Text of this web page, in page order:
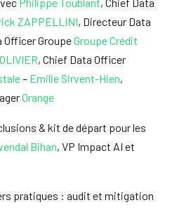
ZAPPELLINI, Directeur Data
Officer GroupeGroupe Crédit
, Chief Data Officer
– Emilie Sirvent-Hien,
Orange
& kit de départ pour les
Bihan, VP Impact AI et
pratiques : audit et mitigation